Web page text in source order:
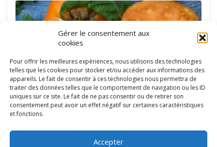
Gérer le consentement aux
cookies
Pour offrir les meilleures expériences, nous utilisons des technologies
telles que les cookies pour stocker et/ou accéder aux informations des
appareils. Le fait de consentir à ces technologies nous permettra de
traiter des données telles que le comportement de navigation ou les ID
uniques sur ce site. Le fait de ne pas consentir ou de retirer son
consentement peut avoir un effet négatif sur certaines caractéristiques
et fonctions.
Accepter